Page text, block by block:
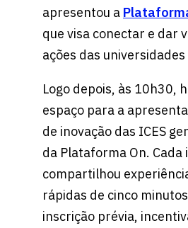
apresentou a
que visa conectar e dar
ações das
Logo depois, às 10h30,
espaço para a
de inovação das ICES
da Plataforma On. Cada
compartilhou
rápidas de cinco
inscrição prévia,